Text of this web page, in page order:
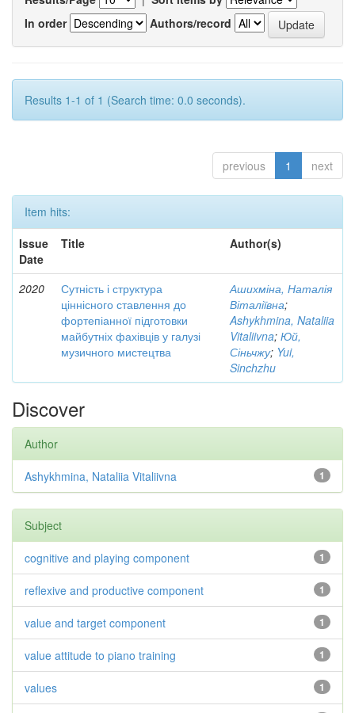
In order
Authors/record
Results 1-1 of 1 (Search time: 0.0 seconds).
previous 1 next
Item hits:
Issue
Date
Title Author(s)
2020
Сутність і структура
ціннісного ставлення до
фортепіанної підготовки
майбутніх фахівців у галузі
музичного мистецтва
Ашихміна, Наталія
Віталіївна;
Ashykhmina, Nataliia
Vitaliivna; Юй,
Сіньчжу; Yui,
Sinchzhu
Discover
Author
1
Ashykhmina, Nataliia Vitaliivna
Subject
1
cognitive and playing component
1
reflexive and productive component
1
value and target component
1
value attitude to piano training
1
values